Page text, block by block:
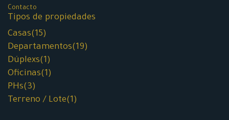
Contacto
Tipos de propiedades
Casas(15)
Departamentos(19)
Dúplexs(1)
Oficinas(1)
PHs(3)
Terreno / Lote(1)